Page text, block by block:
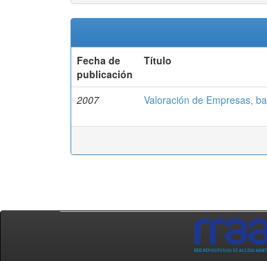
Fecha de
publicación
Título
2007 Valoración de Empresas,